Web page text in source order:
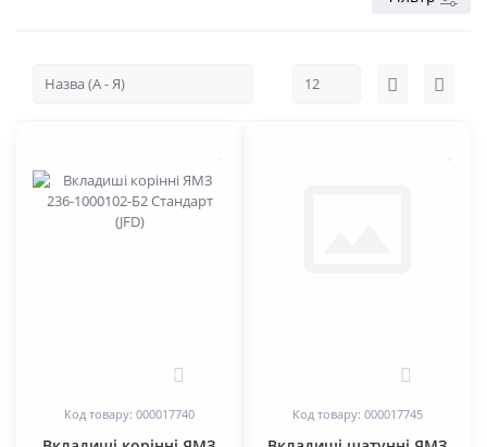
Код товару: 000017740 Код товару: 000017745